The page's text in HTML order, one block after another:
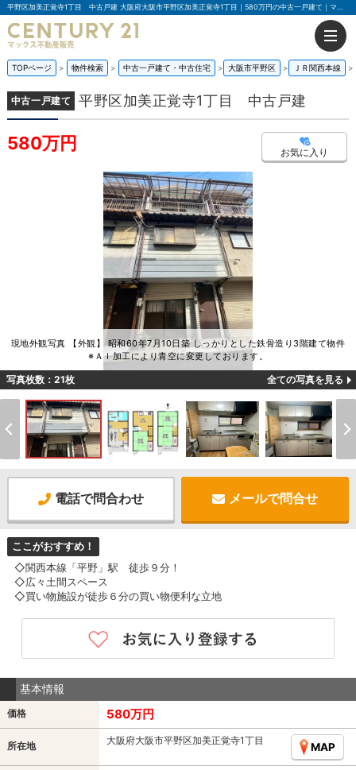
TOPページ 物件検索 中古一戸建て・中古住宅 大阪市平野区 ＪＲ関西本線
中古一戸建て 平野区加美正覚寺1丁目 中古戸建
580万円 お気に入り
現地外観写真 【外観】 昭和60年7月10日築 しっかりとした鉄骨造り3階建て物件
※ＡＩ加工により青空に変更しております。
写真枚数：21枚 全ての写真を見る
電話で問合わせ メールで問合せ
ここがおすすめ！
◇関西本線「平野」駅 徒歩９分！
◇広々土間スペース
◇買い物施設が徒歩６分の買い物便利な立地
基本情報
価格 580万円
所在地 大阪府大阪市平野区加美正覚寺1丁目
MAP